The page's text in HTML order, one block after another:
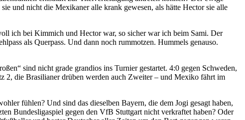
und nicht die Mexikaner alle krank gewesen, als hätte Hector sie alle
ich bei Kimmich und Hector war, so sicher war ich beim Sami. Der
als Querpass. Und dann noch rummotzen. Hummels genauso.
sind nicht grade grandios ins Turnier gestartet. 4:0 gegen Schweden,
2, die Brasilianer drüben werden auch Zweiter – und Mexiko fährt im
fühlen? Und sind das dieselben Bayern, die dem Jogi gesagt haben,
Bundesligaspiel gegen den VfB Stuttgart nicht verkraftet haben? Oder